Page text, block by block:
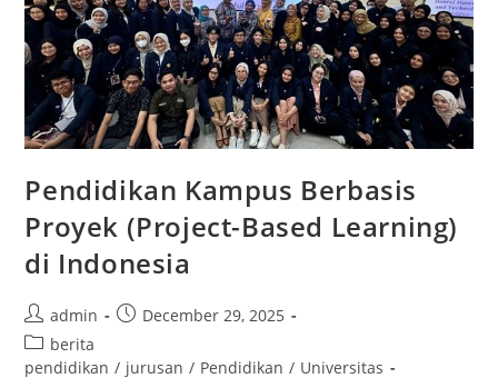
Pendidikan Kampus Berbasis
Proyek (Project-Based Learning)
di Indonesia
Post
author:
admin
PostDecember 29, 2025
Post
category:
berita
pendidikan / jurusan / Pendidikan / Universitas